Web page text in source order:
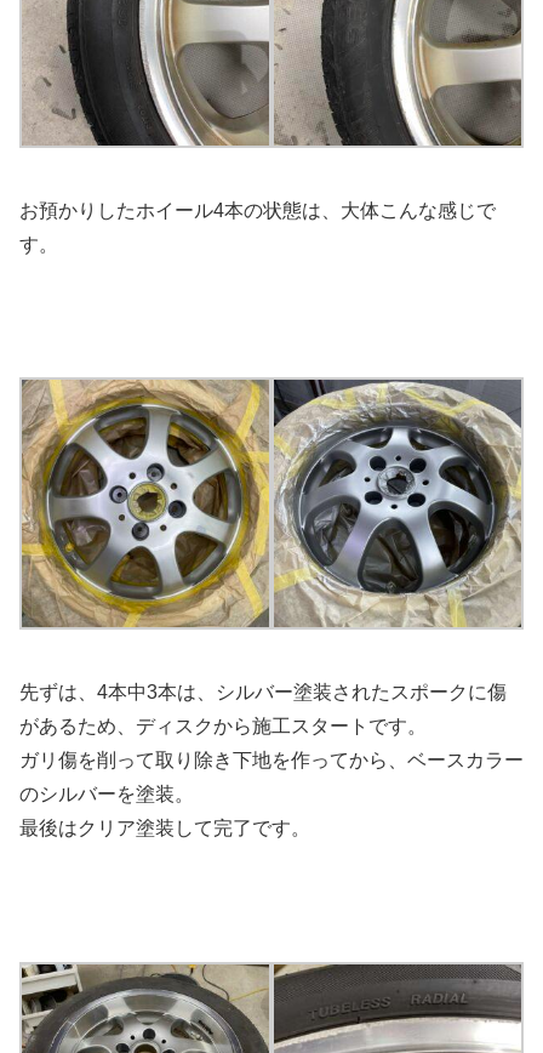
お預かりしたホイール4本の状態は、大体こんな感じで
す。
先ずは、4本中3本は、シルバー塗装されたスポークに傷
があるため、ディスクから施工スタートです。
ガリ傷を削って取り除き下地を作ってから、ベースカラー
のシルバーを塗装。
最後はクリア塗装して完了です。